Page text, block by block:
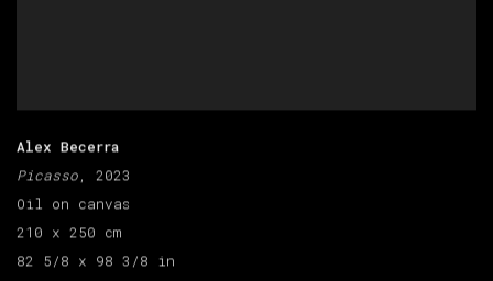
Alex Becerra
Picasso, 2023
Oil on canvas
210 x 250 cm
82 5/8 x 98 3/8 in